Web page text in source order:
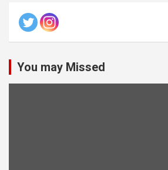
You may Missed